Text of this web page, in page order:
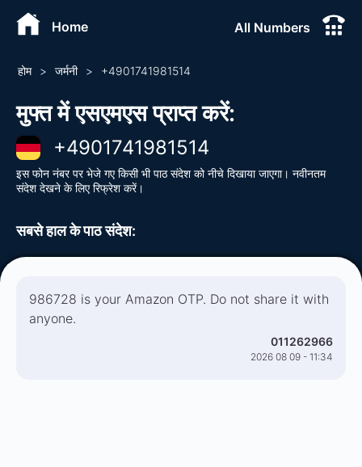
Home All Numbers
होम > जर्मनी > +4901741981514
मुफ्त में एसएमएस प्राप्त करें:
+4901741981514
इस फोन नंबर पर भेजे गए किसी भी पाठ संदेश को नीचे दिखाया जाएगा। नवीनतम
संदेश देखने के लिए रिफ्रेश करें।
सबसे हाल के पाठ संदेश:
986728 is your Amazon OTP. Do not share it with
anyone.
011262966
2026 08 09 - 11:34